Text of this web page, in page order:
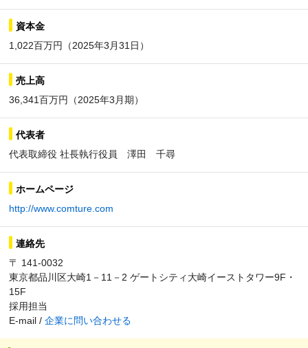
資本金
1,022百万円（2025年3月31日）
売上高
36,341百万円（2025年3月期）
代表者
代表取締役 社長執行役員 澤田 千尋
ホームページ
http://www.comture.com
連絡先
〒 141-0032
東京都品川区大崎1－11－2 ゲートシティ大崎イーストタワー9F・
15F
採用担当
E-mail / 企業に問い合わせる